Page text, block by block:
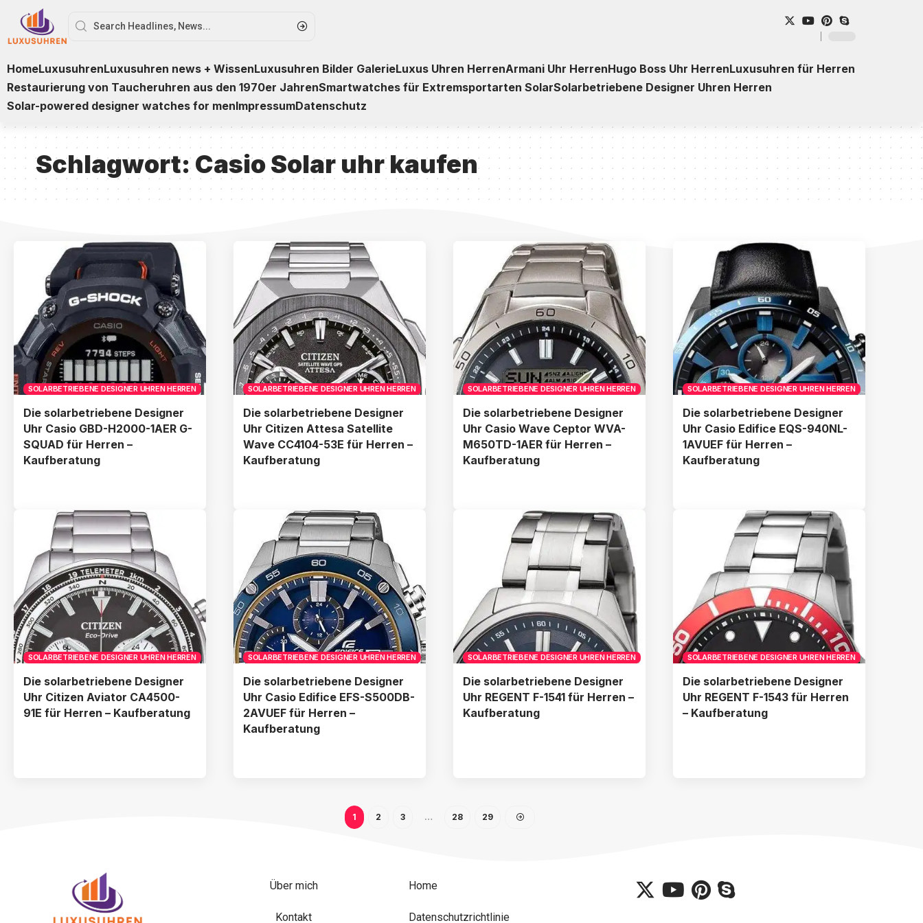
HomeLuxusuhrenLuxusuhren news + WissenLuxusuhren Bilder GalerieLuxus Uhren HerrenArmani Uhr HerrenHugo Boss Uhr HerrenLuxusuhren für Herren
Restaurierung von Taucheruhren aus den 1970er JahrenSmartwatches für Extremsportarten SolarSolarbetriebene Designer Uhren Herren
Solar-powered designer watches for menImpressumDatenschutz
Schlagwort:Casio Solar uhr kaufen
SOLARBETRIEBENE DESIGNER UHREN HERREN
Die solarbetriebene Designer
Uhr Casio GBD-H2000-1AER G-
SQUAD für Herren –
Kaufberatung
SOLARBETRIEBENE DESIGNER UHREN HERREN
Die solarbetriebene Designer
Uhr Citizen Attesa Satellite
Wave CC4104-53E für Herren –
Kaufberatung
SOLARBETRIEBENE DESIGNER UHREN HERREN
Die solarbetriebene Designer
Uhr Casio Wave Ceptor WVA-
M650TD-1AER für Herren –
Kaufberatung
SOLARBETRIEBENE DESIGNER UHREN HERREN
Die solarbetriebene Designer
Uhr Casio Edifice EQS-940NL-
1AVUEF für Herren –
Kaufberatung
SOLARBETRIEBENE DESIGNER UHREN HERREN
Die solarbetriebene Designer
Uhr Citizen Aviator CA4500-
91E für Herren – Kaufberatung
SOLARBETRIEBENE DESIGNER UHREN HERREN
Die solarbetriebene Designer
Uhr Casio Edifice EFS-S500DB-
2AVUEF für Herren –
Kaufberatung
SOLARBETRIEBENE DESIGNER UHREN HERREN
Die solarbetriebene Designer
Uhr REGENT F-1541 für Herren –
Kaufberatung
SOLARBETRIEBENE DESIGNER UHREN HERREN
Die solarbetriebene Designer
Uhr REGENT F-1543 für Herren
– Kaufberatung
1 2 3 … 28 29
Über mich
Kontakt
Home
Datenschutzrichtlinie